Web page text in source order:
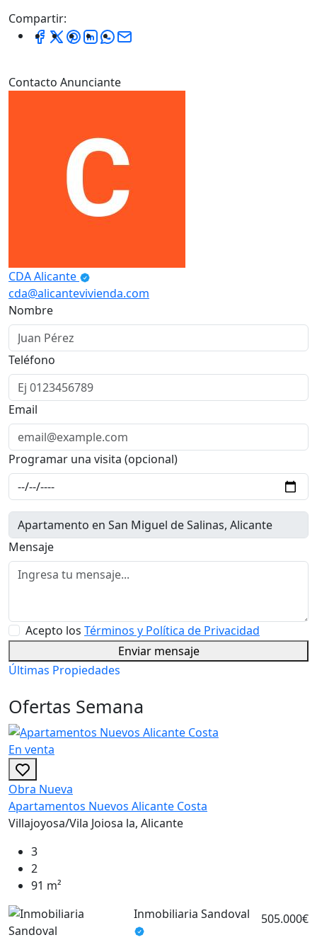
Compartir:
Contacto Anunciante
CDA Alicante
cda@alicantevivienda.com
Nombre
Teléfono
Email
Programar una visita (opcional)
Mensaje
Acepto los Términos y Política de Privacidad
Enviar mensaje
Últimas Propiedades
Ofertas Semana
En venta
Obra Nueva
Apartamentos Nuevos Alicante Costa
Villajoyosa/Vila Joiosa la, Alicante
3
2
91 m²
Inmobiliaria Sandoval
505.000€